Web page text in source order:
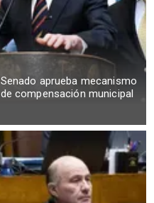
Senado aprueba mecanismo
de compensación municipal